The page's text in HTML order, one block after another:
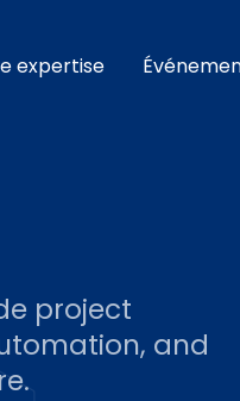
expertise
project
and